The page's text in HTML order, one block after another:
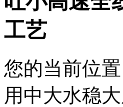
工艺
您的当前位置
用中大水稳